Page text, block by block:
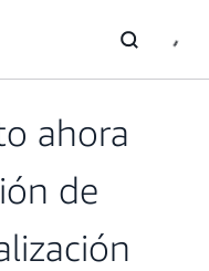
ahora
de